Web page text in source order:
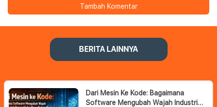
Tambah Komentar
BERITA LAINNYA
Dari Mesin Ke Kode: Bagaimana
Software Mengubah Wajah Industri